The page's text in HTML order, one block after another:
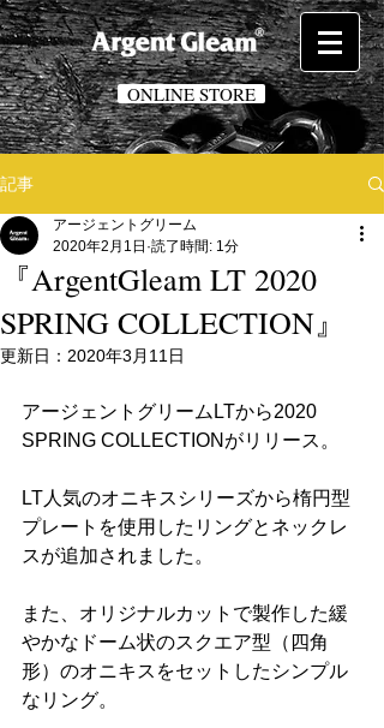
ONLINE STORE
記事
『ArgentGleam LT 2020
SPRING COLLECTION』
アージェントグリーム
2020年2月1日 読了時間: 1分
更新日： 2020年3月11日
アージェントグリームLTから2020
SPRING COLLECTIONがリリース。
LT人気のオニキスシリーズから楕円型
プレートを使用したリングとネックレ
スが追加されました。
また、オリジナルカットで製作した緩
やかなドーム状のスクエア型（四角
形）のオニキスをセットしたシンプル
なリング。